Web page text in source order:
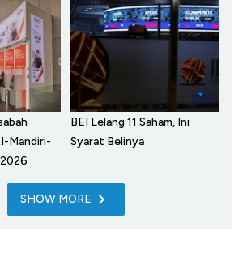
Mandiri-
BEI Lelang 11 Saham, Ini
Syarat Belinya
SHOW MORE